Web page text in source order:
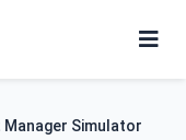
Manager Simulator